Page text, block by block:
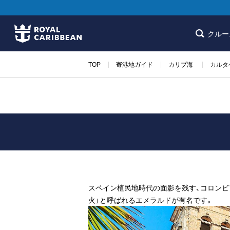
クル
TOP 寄港地ガイド カリブ海 カルタ
スペイン植民地時代の面影を残す、コロン
火」と呼ばれるエメラルドが有名です。